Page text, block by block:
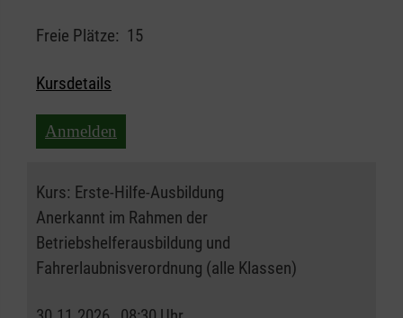
Freie Plätze: 15
Kursdetails
Anmelden
Kurs: Erste-Hilfe-Ausbildung
Anerkannt im Rahmen der
Betriebshelferausbildung und
Fahrerlaubnisverordnung (alle Klassen)